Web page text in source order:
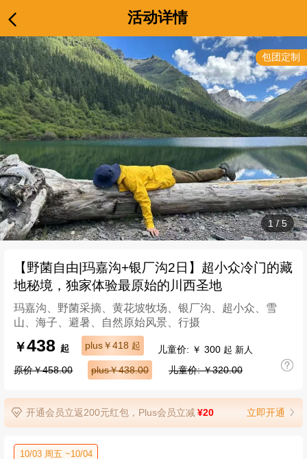
活动详情
1/5
【野菌自由|玛嘉沟+银厂沟2日】超小众冷门的藏
地秘境，独家体验最原始的川西圣地
玛嘉沟、野菌采摘、黄花坡牧场、银厂沟、超小众、雪
山、海子、避暑、自然原始风景、行摄
￥438起 plus￥418 起 儿童价: ￥ 300 起 新人
原价￥458.00 plus￥438.00 儿童价: ￥320.00
开通会员立返200元红包，Plus会员立减¥20 立即开通
10/03 周五 ~10/04
包团定制